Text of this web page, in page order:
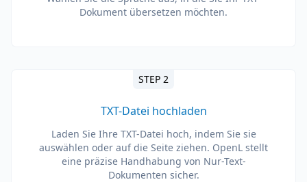
Dokument übersetzen möchten.
STEP 2
TXT-Datei hochladen
Laden Sie Ihre TXT-Datei hoch, indem Sie sie
auswählen oder auf die Seite ziehen. OpenL stellt
eine präzise Handhabung von Nur-Text-
Dokumenten sicher.